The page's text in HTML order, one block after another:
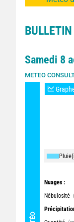
BULLETIN
Samedi 8
METEO
Pluie
Nuages :
Nébulosité